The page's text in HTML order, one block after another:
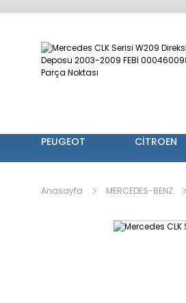
PEUGEOT CİTROEN
Anasayfa MERCEDES-BENZ